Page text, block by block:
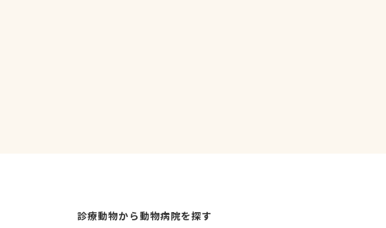
診療動物から動物病院を探す